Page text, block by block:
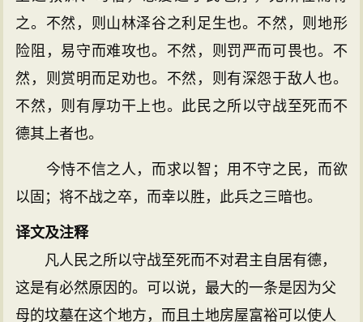
之。不然，则山林泽谷之利足生也。不然，则地形
险阻，易守而难攻也。不然，则罚严而可畏也。不
然，则赏明而足劝也。不然，则有深怨于敌人也。
不然，则有厚功干上也。此民之所以守战至死而不
德其上者也。
今恃不信之人，而求以智；用不守之民，而欲
以固；将不战之卒，而幸以胜，此兵之三暗也。
译文及注释
凡人民之所以守战至死而不对君主自居有德，
这是有必然原因的。可以说，最大的一条是因为父
母的坟墓在这个地方，而且土地房屋富裕可以使人